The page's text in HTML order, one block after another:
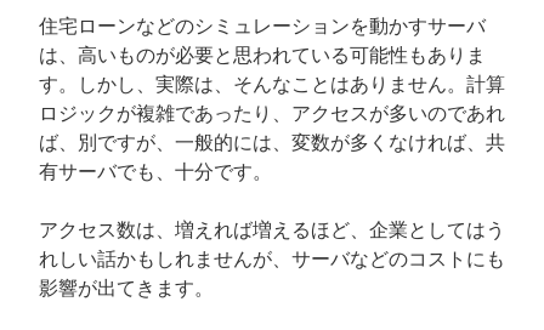
住宅ローンなどのシミュレーションを動かすサーバ
は、高いものが必要と思われている可能性もありま
す。しかし、実際は、そんなことはありません。計算
ロジックが複雑であったり、アクセスが多いのであれ
ば、別ですが、一般的には、変数が多くなければ、共
有サーバでも、十分です。
アクセス数は、増えれば増えるほど、企業としてはう
れしい話かもしれませんが、サーバなどのコストにも
影響が出てきます。